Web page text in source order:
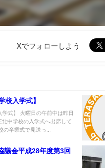
Xでフォローしよう
校入学式】
学式】 火曜日の午前中は昨日
中学校の入学式へ出席して
の卒業式で見送っ...
議会平成28年度第3回